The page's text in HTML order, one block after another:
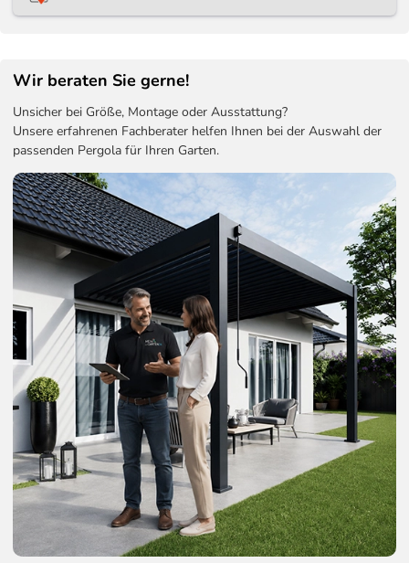
Wir beraten Sie gerne!
Unsicher bei Größe, Montage oder Ausstattung?
Unsere erfahrenen Fachberater helfen Ihnen bei der Auswahl der
passenden Pergola für Ihren Garten.